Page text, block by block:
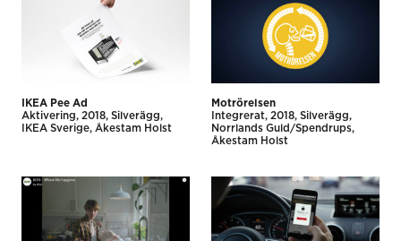
IKEA Pee Ad
Aktivering
2018 Silverägg
IKEA Sverige
Åkestam Holst
Motrörelsen
Integrerat 2018 Silverägg
Norrlands Guld/Spendrups
Åkestam Holst